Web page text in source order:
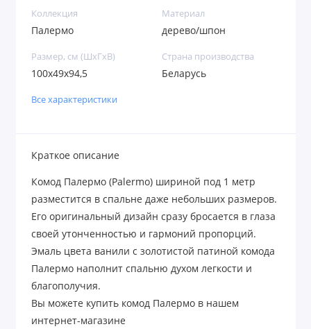
Коллекция
Палермо
Материал
дерево/шпон
Размер, см (ШхГхВ)
100х49х94,5
Страна производства
Беларусь
Все характеристики
Краткое описание
Комод Палермо (Palermo) шириной под 1 метр
разместится в спальне даже небольших размеров.
Его оригинальный дизайн сразу бросается в глаза
своей утонченностью и гармоний пропорций.
Эмаль цвета ванили с золотистой патиной комода
Палермо наполнит спальню духом легкости и
благополучия.
Вы можете купить комод Палермо в нашем
интернет-магазине